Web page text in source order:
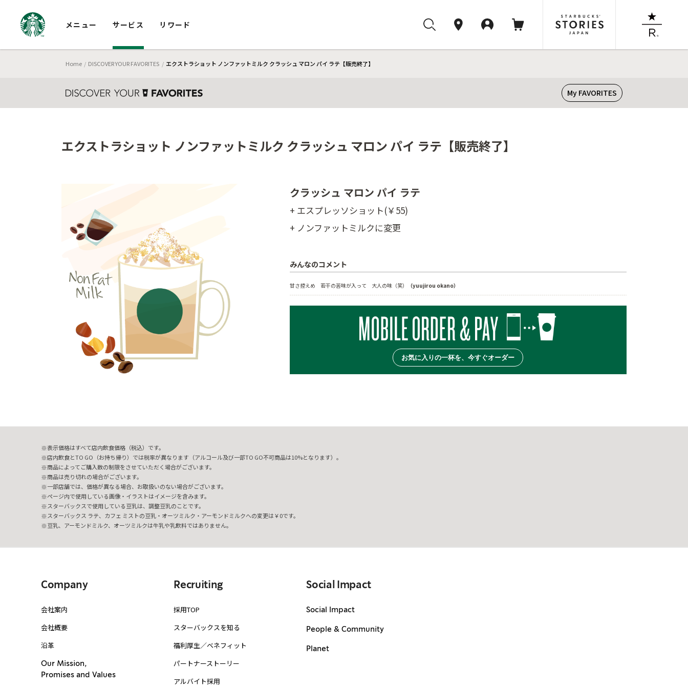
メニュー サービス リワード
Home DISCOVER YOUR FAVORITES エクストラショット ノンファットミルク クラッシュ マロン パイ ラテ【販売終了】
My FAVORITES
エクストラショット ノンファットミルク クラッシュ マロン パイ ラテ【販売終了】
クラッシュ マロン パイ ラテ
+ エスプレッソショット(￥55)
+ ノンファットミルクに変更
みんなのコメント
甘さ控えめ　若干の苦味が入って　大人の味（笑） （yuujirou okano）
お気に入りの一杯を、今すぐオーダー
表示価格はすべて店内飲食価格（税込）です。
店内飲食とTO GO（お持ち帰り）では税率が異なります（アルコール及び一部TO GO不可商品は10%となります）。
商品によってご購入数の制限をさせていただく場合がございます。
商品は売り切れの場合がございます。
一部店舗では、価格が異なる場合、お取扱いのない場合がございます。
ページ内で使用している画像・イラストはイメージを含みます。
スターバックスで使用している豆乳は、調整豆乳のことです。
スターバックス ラテ、カフェ ミストの豆乳・オーツミルク・アーモンドミルクへの変更は￥0です。
豆乳、アーモンドミルク、オーツミルクは牛乳や乳飲料ではありません。
Company
会社案内
会社概要
沿革
Our Mission,
Promises and Values
Recruiting
採用TOP
スターバックスを知る
福利厚生／ベネフィット
パートナーストーリー
アルバイト採用
Social Impact
Social Impact
People & Community
Planet